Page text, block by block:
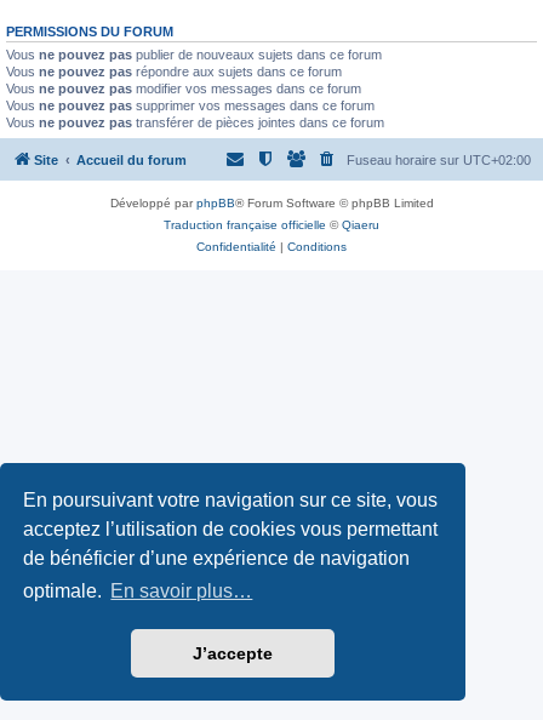
En poursuivant votre navigation sur ce site, vous
acceptez l’utilisation de cookies vous permettant
de bénéficier d’une expérience de navigation
optimale. En savoir plus…
J’accepte
PERMISSIONS DU FORUM
Vous ne pouvez pas publier de nouveaux sujets dans ce forum
Vous ne pouvez pas répondre aux sujets dans ce forum
Vous ne pouvez pas modifier vos messages dans ce forum
Vous ne pouvez pas supprimer vos messages dans ce forum
Vous ne pouvez pas transférer de pièces jointes dans ce forum
Site Accueil du forum Fuseau horaire sur UTC+02:00
Développé parphpBB® Forum Software © phpBB Limited
Traduction française officielle ©Qiaeru
Confidentialité | Conditions